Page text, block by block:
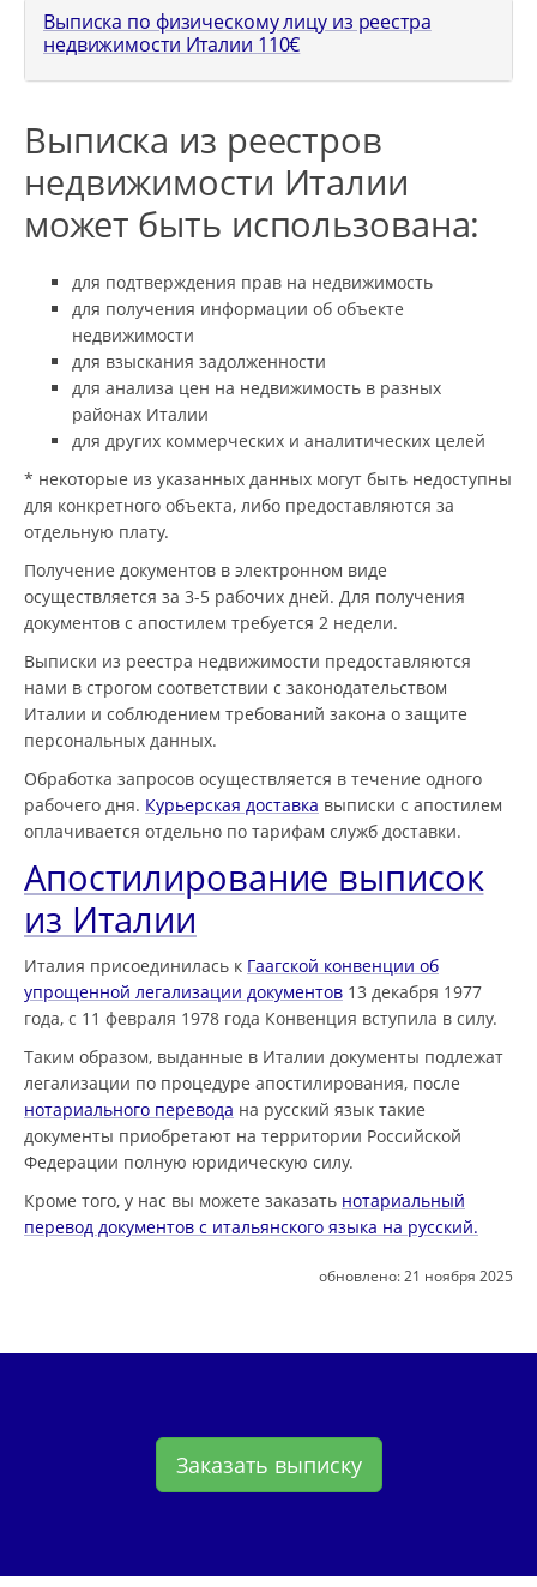
Выписка по физическому лицу из реестра
недвижимости Италии 110€
Выписка из реестров
недвижимости Италии
может быть использована:
для подтверждения прав на недвижимость
для получения информации об объекте
недвижимости
для взыскания задолженности
для анализа цен на недвижимость в разных
районах Италии
для других коммерческих и аналитических целей
* некоторые из указанных данных могут быть недоступны
для конкретного объекта, либо предоставляются за
отдельную плату.
Получение документов в электронном виде
осуществляется за 3-5 рабочих дней. Для получения
документов с апостилем требуется 2 недели.
Выписки из реестра недвижимости предоставляются
нами в строгом соответствии с законодательством
Италии и соблюдением требований закона о защите
персональных данных.
Обработка запросов осуществляется в течение одного
рабочего дня. Курьерская доставка выписки с апостилем
оплачивается отдельно по тарифам служб доставки.
Апостилирование выписок
из Италии
Италия присоединилась к Гаагской конвенции об
упрощенной легализации документов 13 декабря 1977
года, с 11 февраля 1978 года Конвенция вступила в силу.
Таким образом, выданные в Италии документы подлежат
легализации по процедуре апостилирования, после
нотариального перевода на русский язык такие
документы приобретают на территории Российской
Федерации полную юридическую силу.
Кроме того, у нас вы можете заказать нотариальный
перевод документов с итальянского языка на русский.
обновлено: 21 ноября 2025
Заказать выписку